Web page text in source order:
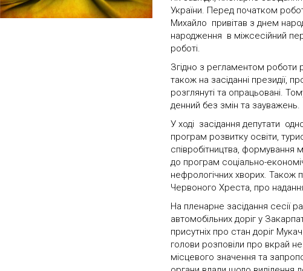
України. Перед початком
Михайло привітав з днем
народження в міжсесійний
роботі.
Згідно з регламентом роботи
також на засіданні президії,
розглянуті та опрацьовані.
денний без змін та зауважень.
У ході засідання депутати
програм розвитку освіти,
співробітництва, формування
до програм соціально-
нефрологічних хворих. Також
Червоного Хреста, про
На пленарне засідання сесії
автомобільних доріг у
присутніх про стан доріг
голови розповіли про вкрай
місцевого значення та